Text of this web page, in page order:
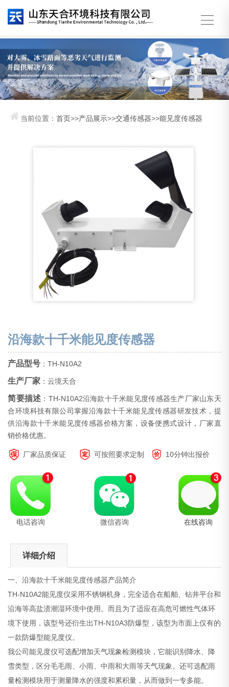
当前位置：首页>>产品展示>>交通传感器>>能见度传感器
沿海款十千米能见度传感器
产品型号 ：TH-N10A2
生产厂家 ：云境天合
简要描述 ：TH-N10A2沿海款十千米能见度传感器生产厂家山东天
合环境科技有限公司掌握沿海款十千米能见度传感器研发技术，提
供沿海款十千米能见度传感器价格方案，设备便携式设计，厂家直
销价格优惠。
厂家品质保证 可按照要求定制 10分钟出报价
电话咨询 微信咨询 在线咨询
详细介绍
一、沿海款十千米能见度传感器产品简介
TH-N10A2能见度仪采用不锈钢机身，完全适合在船舶、钻井平台和
沿海等高盐渍潮湿环境中使用。而且为了适应在高危可燃性气体环
境下使用，该型号还衍生出TH-N10A3防爆型，该型为市面上仅有的
一款防爆型能见度仪。
我公司能见度仪可选配增加天气现象检测模块，它能识别降水、降
雪类型，区分毛毛雨、小雨、中雨和大雨等天气现象。还可选配雨
量检测模块用于测量降水的强度和累积量，从而做到一专多能。